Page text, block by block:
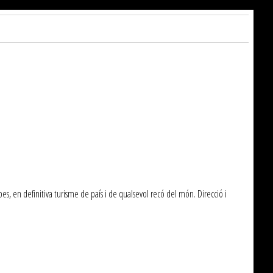
en definitiva turisme de país i de qualsevol recó del món. Direcció i